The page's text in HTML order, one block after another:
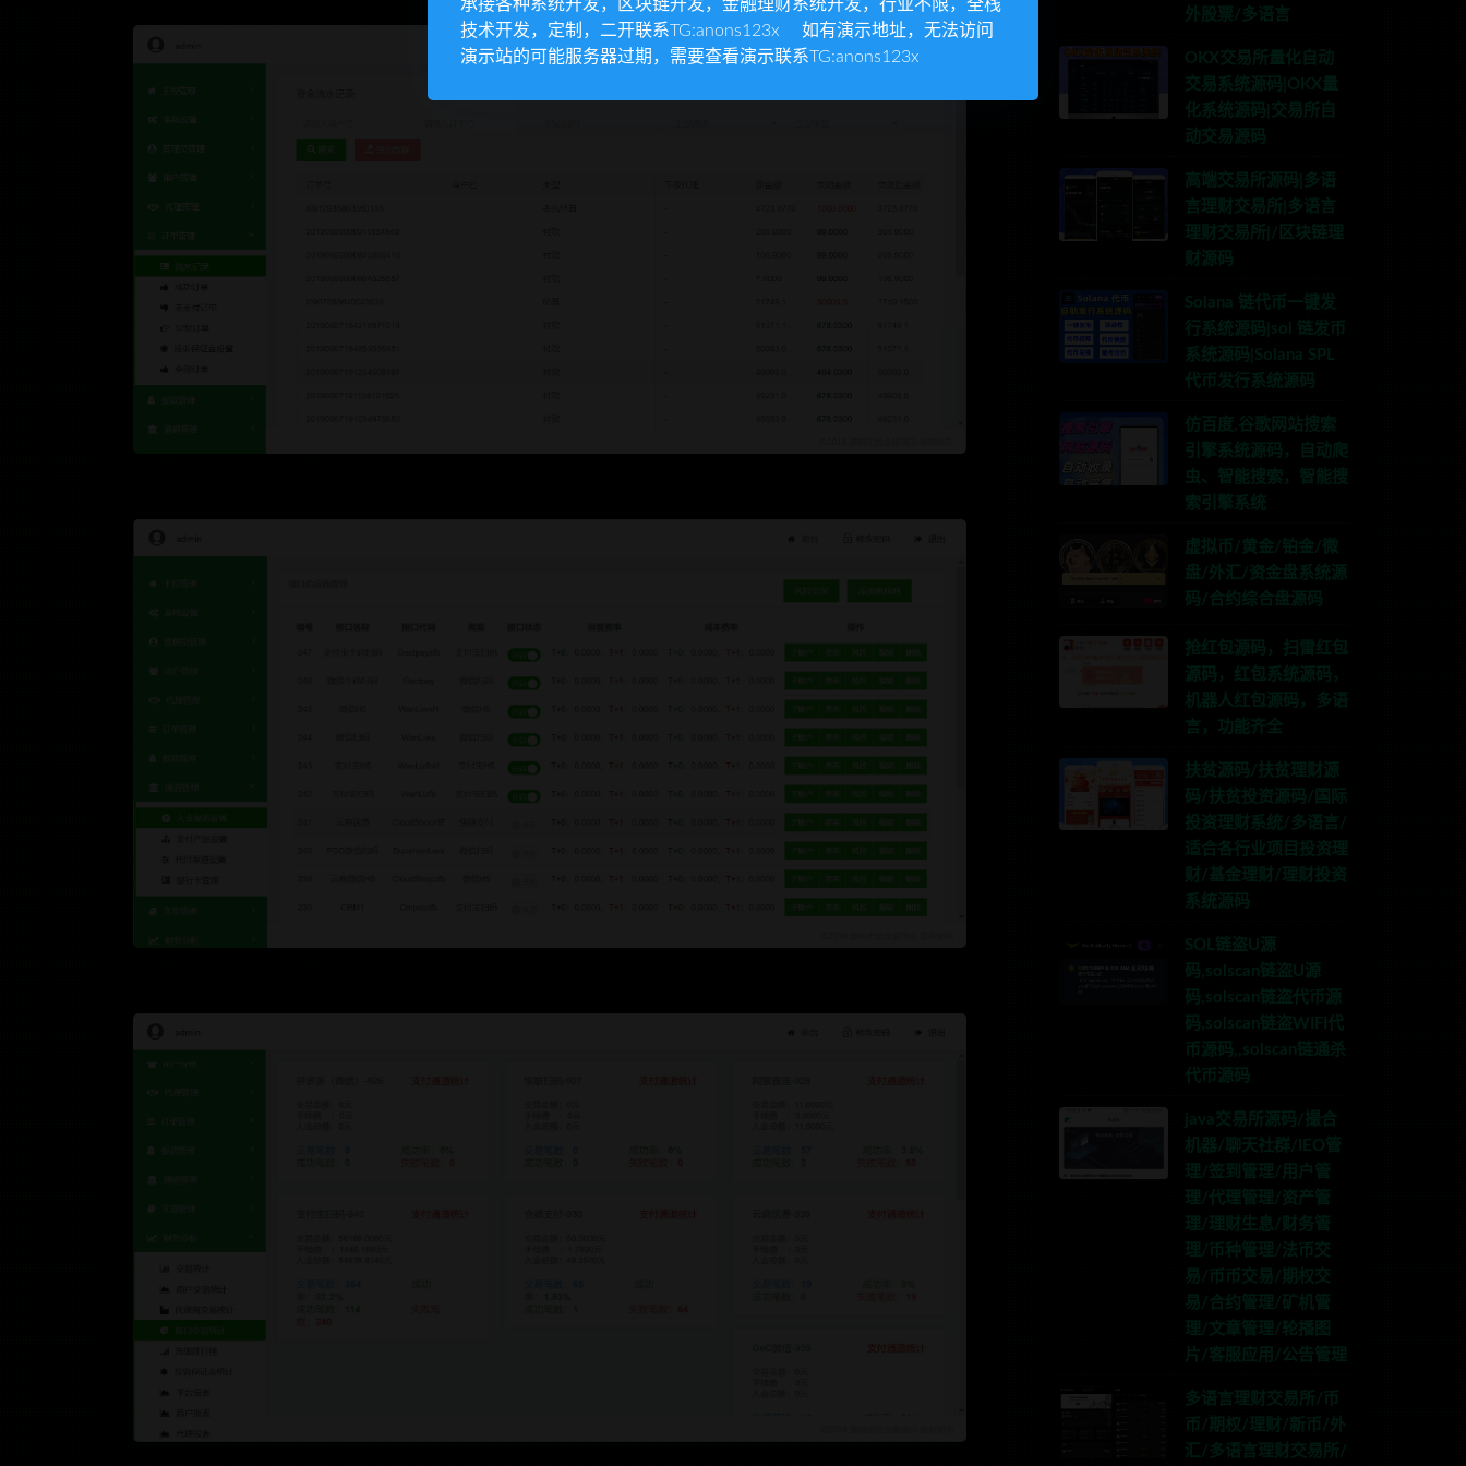
外股票/多语言
OKX交易所量化自动
交易系统源码|OKX量
化系统源码|交易所自
动交易源码
高端交易所源码|多语
言理财交易所|多语言
理财交易所|/区块链理
财源码
Solana 链代币一键发
行系统源码|sol 链发币
系统源码|Solana SPL
代币发行系统源码
仿百度,谷歌网站搜索
引擎系统源码，自动爬
虫、智能搜索，智能搜
索引擎系统
虚拟币/黄金/铂金/微
盘/外汇/资金盘系统源
码/合约综合盘源码
抢红包源码，扫雷红包
源码，红包系统源码，
机器人红包源码，多语
言，功能齐全
扶贫源码/扶贫理财源
码/扶贫投资源码/国际
投资理财系统/多语言/
适合各行业项目投资理
财/基金理财/理财投资
系统源码
SOL链盗U源
码,solscan链盗U源
码,solscan链盗代币源
码,solscan链盗WIFI代
币源码,,solscan链通杀
代币源码
java交易所源码/撮合
机器/聊天社群/IEO管
理/签到管理/用户管
理/代理管理/资产管
理/理财生息/财务管
理/币种管理/法币交
易/币币交易/期权交
易/合约管理/矿机管
理/文章管理/轮播图
片/客服应用/公告管理
多语言理财交易所/币
币/期权/理财/新币/外
汇/多语言理财交易所/
承接各种系统开发，区块链开发，金融理财系统开发，行业不限，全栈
技术开发，定制，二开联系TG:anons123x 如有演示地址，无法访问
演示站的可能服务器过期，需要查看演示联系TG:anons123x